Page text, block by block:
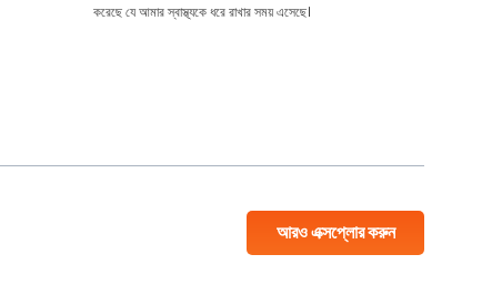
করেছে যে আমার স্বাস্থ্যকে ধরে রাখার সময় এসেছে।
আরও এক্সপ্লোর করুন